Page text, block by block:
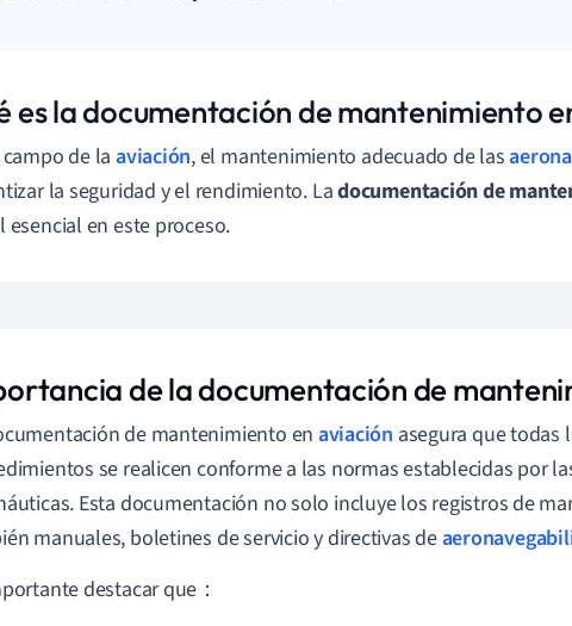
es la documentación de mantenimiento
campo de laaviación, el mantenimiento adecuado de las
la seguridad y el rendimiento. Ladocumentación de
esencial en este proceso.
de la documentación de
de mantenimiento en aviación asegura que todas
se realicen conforme a las normas establecidas por
Esta documentación no solo incluye los registros de
manuales, boletines de servicio y directivas de
destacar que：